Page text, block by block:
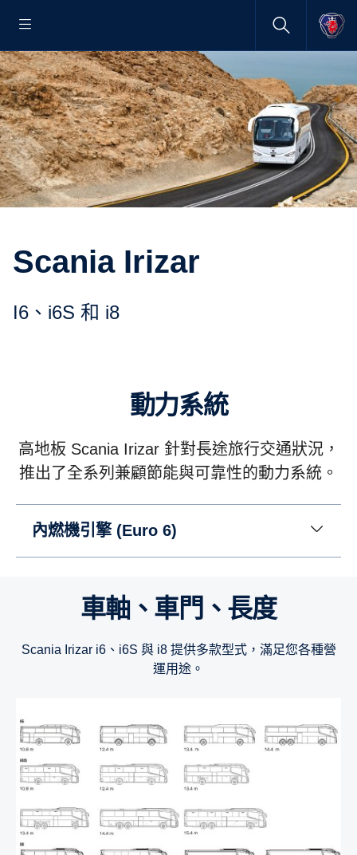
Scania Irizar
i6、i6S 和 i8
動力系統
高地板 Scania Irizar 針對長途旅行交通狀況，
推出了全系列兼顧節能與可靠性的動力系統。
內燃機引擎 (Euro 6)
車軸、車門、長度
Scania Irizar i6、i6S 與 i8 提供多款型式，滿足您各種營
運用途。